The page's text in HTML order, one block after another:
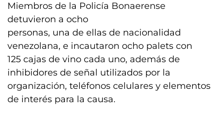
Miembros de la Policía Bonaerense
detuvieron a ocho
personas, una de ellas de nacionalidad
venezolana, e incautaron ocho palets con
125 cajas de vino cada uno, además de
inhibidores de señal utilizados por la
organización, teléfonos celulares y elementos
de interés para la causa.